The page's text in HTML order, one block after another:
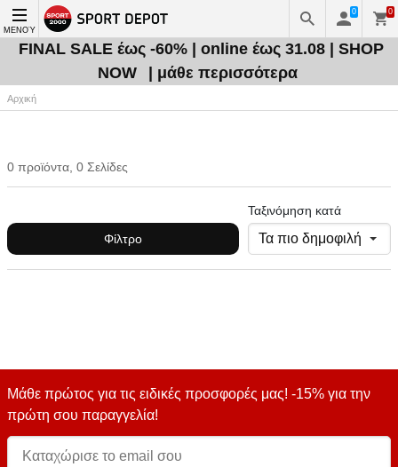
ΜΕΝΟΎ
0 0
FINAL SALE έως -60% | online έως 31.08 | SHOP
NOW
| μάθε περισσότερα
Αρχική
0 προϊόντα, 0 Σελίδες
Φίλτρο
Ταξινόμηση κατά
Μάθε πρώτος για τις ειδικές προσφορές μας! -15% για την
πρώτη σου παραγγελία!